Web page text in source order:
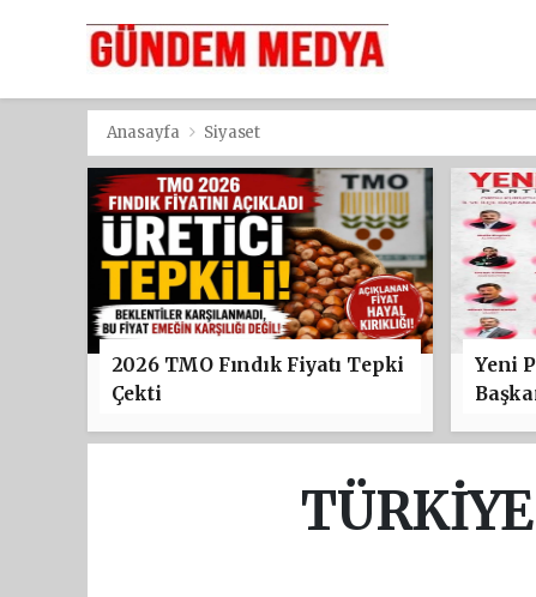
Anasayfa Siyaset
2026 TMO Fındık Fiyatı Tepki
Çekti
Yeni